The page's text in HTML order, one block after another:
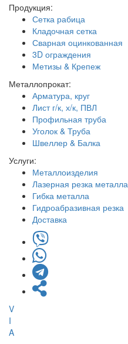
Продукция:
Сетка рабица
Кладочная сетка
Сварная оцинкованная
3D ограждения
Метизы & Крепеж
Металлопрокат:
Арматура, круг
Лист г/к, х/к, ПВЛ
Профильная труба
Уголок & Труба
Швеллер & Балка
Услуги:
Металлоизделия
Лазерная резка металла
Гибка металла
Гидроабразивная резка
Доставка
V
I
A